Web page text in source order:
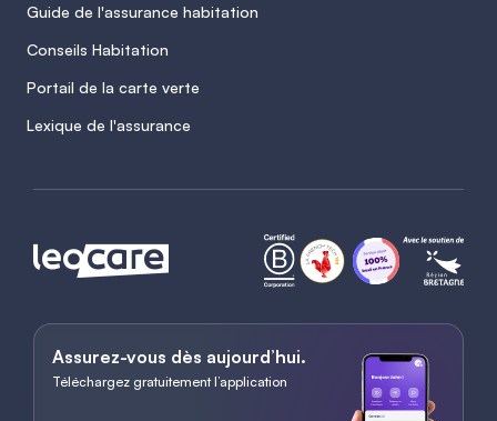
Guide de l'assurance habitation
Conseils Habitation
Portail de la carte verte
Lexique de l'assurance
Assurez-vous dès aujourd’hui.
Téléchargez gratuitement l’application